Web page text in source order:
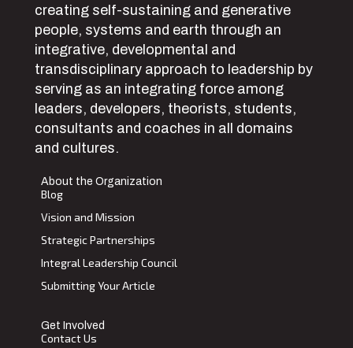
creating self-sustaining and generative
people, systems and earth through an
integrative, developmental and
transdisciplinary approach to leadership by
serving as an integrating force among
leaders, developers, theorists, students,
consultants and coaches in all domains
and cultures.
About the Organization
Blog
Vision and Mission
Strategic Partnerships
Integral Leadership Council
Submitting Your Article
Get Involved
Contact Us